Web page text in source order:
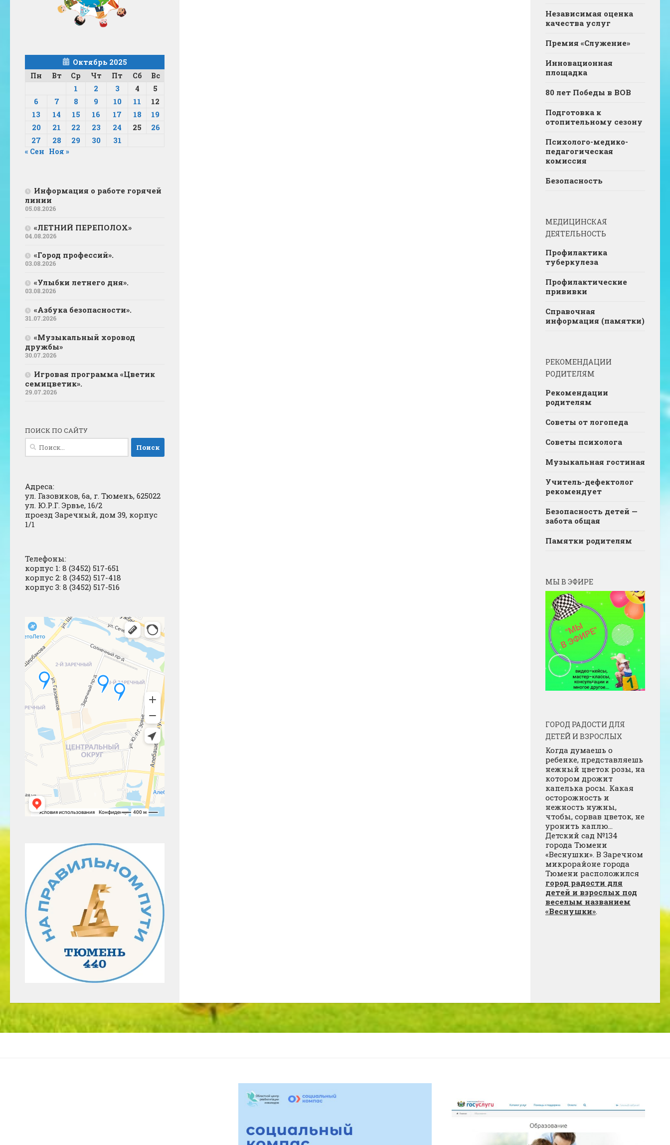
Октябрь 2025
Пн
Вт Ср Чт Пт Сб Вс
1 2 3 4
5
6
7 8 9 10 11
12
13
14 15 16 17 18
19
20
21 22 23 24 25
26
27
28 29 30 31
« Сен Ноя »
Информация о работе горячей
линии
05.08.2026
«ЛЕТНИЙ ПЕРЕПОЛОХ»
04.08.2026
«Город профессий».
03.08.2026
«Улыбки летнего дня».
03.08.2026
«Азбука безопасности».
31.07.2026
«Музыкальный хоровод
дружбы»
30.07.2026
Игровая программа «Цветик
семицветик».
29.07.2026
ПОИСК ПО САЙТУ
Найти:
Адреса:
ул. Газовиков, 6а, г. Тюмень, 625022
ул. Ю.Р.Г. Эрвье, 16/2
проезд Заречный, дом 39, корпус
1/1
Телефоны:
корпус 1: 8 (3452) 517-651
корпус 2: 8 (3452) 517-418
корпус 3: 8 (3452) 517-516
Независимая оценка
качества услуг
Премия «Служение»
Инновационная
площадка
80 лет Победы в ВОВ
Подготовка к
отопительному сезону
Психолого-медико-
педагогическая
комиссия
Безопасность
МЕДИЦИНСКАЯ
ДЕЯТЕЛЬНОСТЬ
Профилактика
туберкулеза
Профилактические
прививки
Справочная
информация (памятки)
РЕКОМЕНДАЦИИ
РОДИТЕЛЯМ
Рекомендации
родителям
Советы от логопеда
Советы психолога
Музыкальная гостиная
Учитель-дефектолог
рекомендует
Безопасность детей —
забота общая
Памятки родителям
МЫ В ЭФИРЕ
ГОРОД РАДОСТИ ДЛЯ
ДЕТЕЙ И ВЗРОСЛЫХ
Когда думаешь о
ребенке, представляешь
нежный цветок розы, на
котором дрожит
капелька росы. Какая
осторожность и
нежность нужны,
чтобы, сорвав цветок, не
уронить каплю…
Детский сад №134
города Тюмени
«Веснушки». В Заречном
микрорайоне города
Тюмени расположился
город радости для
детей и взрослых под
веселым названием
«Веснушки».